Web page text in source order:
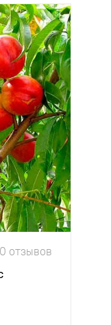
0 отзывов